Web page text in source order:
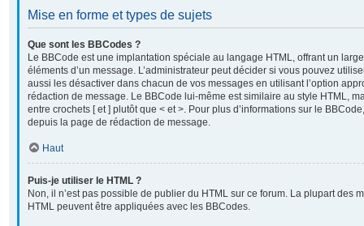
Mise en forme et types de sujets
Que sont les BBCodes ?
Le BBCode est une implantation spéciale au langage HTML, offrant un
éléments d’un message. L’administrateur peut décider si vous pouvez
aussi les désactiver dans chacun de vos messages en utilisant l’option
rédaction de message. Le BBCode lui-même est similaire au style HTML,
entre crochets [ et ] plutôt que < et >. Pour plus d’informations sur le
depuis la page de rédaction de message.
Haut
Puis-je utiliser le HTML ?
Non, il n’est pas possible de publier du HTML sur ce forum. La plupart des
HTML peuvent être appliquées avec les BBCodes.